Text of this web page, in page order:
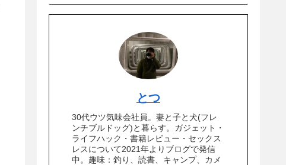
とつ
30代ウツ気味会社員。妻と子と犬(フレ
ンチブルドッグ)と暮らす。ガジェット・
ライフハック・書籍レビュー・セックス
レスについて2021年よりブログで発信
中。趣味：釣り、読書、キャンプ、カメ